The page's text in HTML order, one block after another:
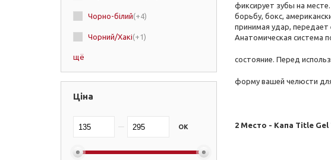
Чорно-білий(+4)
Чорний/Хакі(+1)
червоно-білий
щё
Ціна
OK
фиксирует зубы на
борьбу, бокс,
принимая удар, передает
Анатомическая система
состояние. Перед
форму вашей челюсти
2 Место - Капа Title Gel